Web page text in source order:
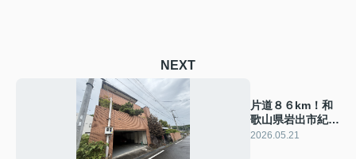
NEXT
片道８６km！和
歌山県岩出市紀泉
台豪邸へ行ってき
2026.05.21